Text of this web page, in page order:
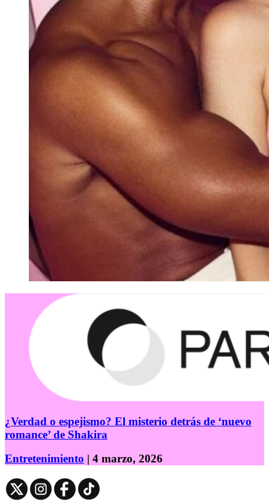
¿Verdad o espejismo? El misterio detrás de ‘nuevo
romance’ de Shakira
Entretenimiento | 4 marzo, 2026